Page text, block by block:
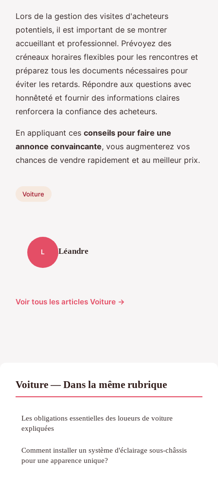
Lors de la gestion des visites d'acheteurs
potentiels, il est important de se montrer
accueillant et professionnel. Prévoyez des
créneaux horaires flexibles pour les rencontres et
préparez tous les documents nécessaires pour
éviter les retards. Répondre aux questions avec
honnêteté et fournir des informations claires
renforcera la confiance des acheteurs.
En appliquant ces conseils pour faire une
annonce convaincante, vous augmenterez vos
chances de vendre rapidement et au meilleur prix.
Voiture
L Léandre
Voir tous les articles Voiture →
Voiture — Dans la même rubrique
Les obligations essentielles des loueurs de voiture
expliquées
Comment installer un système d'éclairage sous-châssis
pour une apparence unique?